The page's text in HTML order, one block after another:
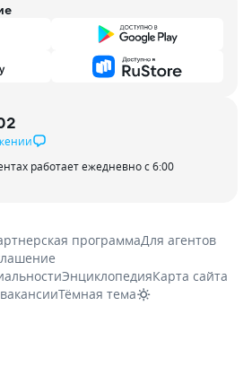
работает ежедневно с 6:00
программаДля агентов
ЭнциклопедияКарта сайта
Тёмная тема